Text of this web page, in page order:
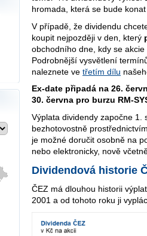
hromada, která se bude
V případě, že dividendu
koupit nejpozději v den, který
obchodního dne, kdy se
Podrobnější vysvětlení
naleznete ve třetím dílu
Ex-date připadá na 26.
30. června pro burzu RM-
Výplata dividendy započne 1.
bezhotovostně
je možné doručit osobně na
nebo elektronicky, nově
Dividendová historie
ČEZ má dlouhou historii
2001 a od tohoto roku ji